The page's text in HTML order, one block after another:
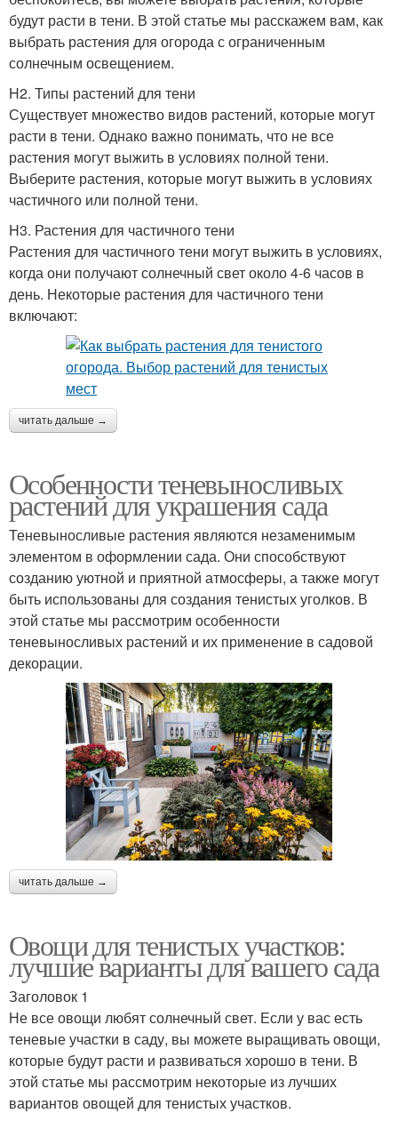
будут расти в тени. В этой статье мы расскажем вам, как
выбрать растения для огорода с ограниченным
солнечным освещением.
H2. Типы растений для тени
Существует множество видов растений, которые могут
расти в тени. Однако важно понимать, что не все
растения могут выжить в условиях полной тени.
Выберите растения, которые могут выжить в условиях
частичного или полной тени.
H3. Растения для частичного тени
Растения для частичного тени могут выжить в условиях,
когда они получают солнечный свет около 4-6 часов в
день. Некоторые растения для частичного тени
включают:
читать дальше →
Особенности теневыносливых
растений для украшения сада
Теневыносливые растения являются незаменимым
элементом в оформлении сада. Они способствуют
созданию уютной и приятной атмосферы, а также могут
быть использованы для создания тенистых уголков. В
этой статье мы рассмотрим особенности
теневыносливых растений и их применение в садовой
декорации.
читать дальше →
Овощи для тенистых участков:
лучшие варианты для вашего сада
Заголовок 1
Не все овощи любят солнечный свет. Если у вас есть
теневые участки в саду, вы можете выращивать овощи,
которые будут расти и развиваться хорошо в тени. В
этой статье мы рассмотрим некоторые из лучших
вариантов овощей для тенистых участков.